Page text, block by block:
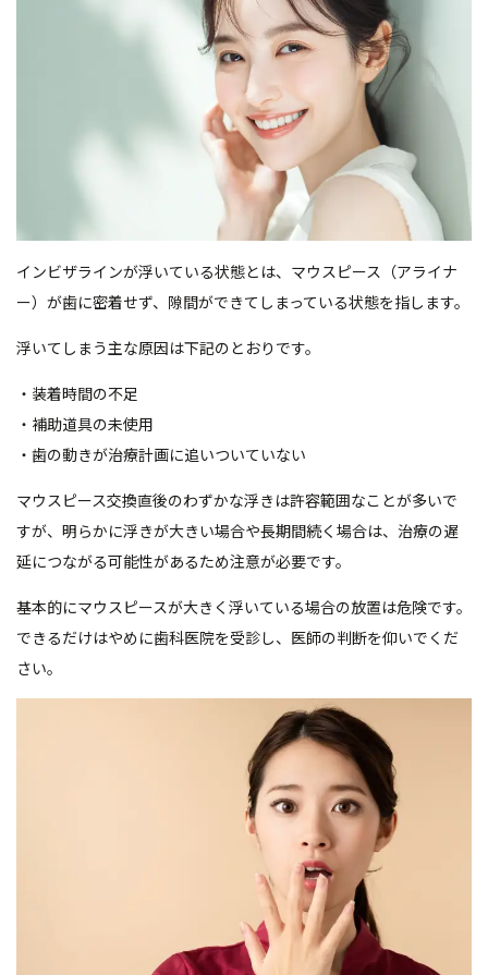
インビザラインが浮いている状態とは、マウスピース（アライナ
ー）が歯に密着せず、隙間ができてしまっている状態を指します。
浮いてしまう主な原因は下記のとおりです。
・装着時間の不足
・補助道具の未使用
・歯の動きが治療計画に追いついていない
マウスピース交換直後のわずかな浮きは許容範囲なことが多いで
すが、明らかに浮きが大きい場合や長期間続く場合は、治療の遅
延につながる可能性があるため注意が必要です。
基本的にマウスピースが大きく浮いている場合の放置は危険です。
できるだけはやめに歯科医院を受診し、医師の判断を仰いでくだ
さい。